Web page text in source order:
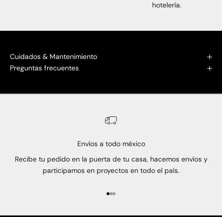
hotelería.
Cuidados & Mantenimiento
Preguntas frecuentes
Envíos a todo méxico
Recibe tu pedido en la puerta de tu casa, hacemos envíos y
participamos en proyectos en todo el país.
Ir al artículo 1
Ir al artículo 2
Ir al artículo 3